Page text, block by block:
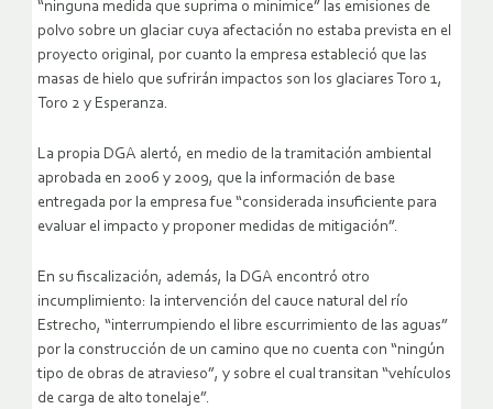
“ninguna medida que suprima o minimice” las emisiones de
polvo sobre un glaciar cuya afectación no estaba prevista en el
proyecto original, por cuanto la empresa estableció que las
masas de hielo que sufrirán impactos son los glaciares Toro 1,
Toro 2 y Esperanza.
La propia DGA alertó, en medio de la tramitación ambiental
aprobada en 2006 y 2009, que la información de base
entregada por la empresa fue “considerada insuficiente para
evaluar el impacto y proponer medidas de mitigación”.
En su fiscalización, además, la DGA encontró otro
incumplimiento: la intervención del cauce natural del río
Estrecho, “interrumpiendo el libre escurrimiento de las aguas”
por la construcción de un camino que no cuenta con “ningún
tipo de obras de atravieso”, y sobre el cual transitan “vehículos
de carga de alto tonelaje”.